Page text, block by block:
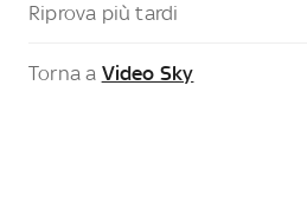
Riprova più tardi
Torna a Video Sky